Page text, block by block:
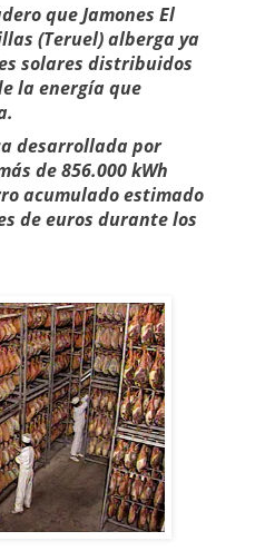
que Jamones El
(Teruel) alberga ya
solares distribuidos
la energía que
desarrollada por
de 856.000 kWh
acumulado estimado
de euros durante los